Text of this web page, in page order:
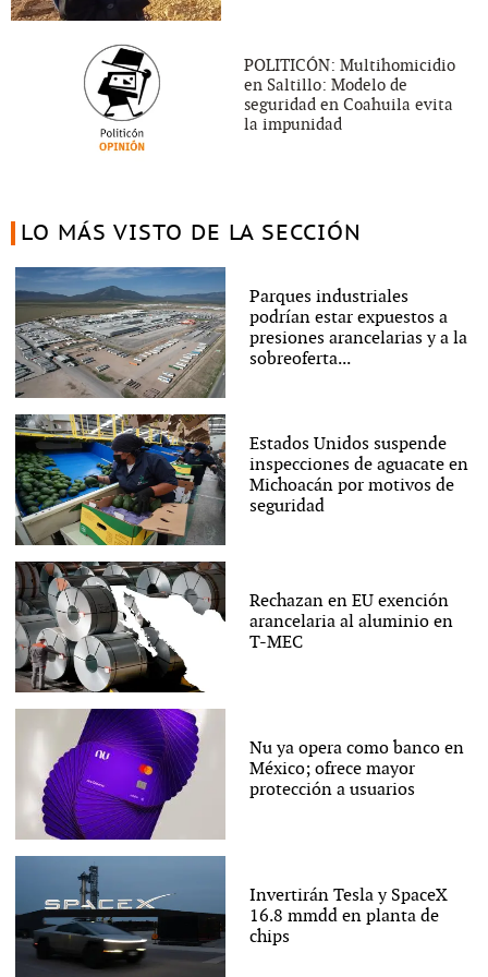
POLITICÓN: Multihomicidio
en Saltillo: Modelo de
seguridad en Coahuila evita
la impunidad
LO MÁS VISTO DE LA SECCIÓN
Parques industriales
podrían estar expuestos a
presiones arancelarias y a la
sobreoferta...
Estados Unidos suspende
inspecciones de aguacate en
Michoacán por motivos de
seguridad
Rechazan en EU exención
arancelaria al aluminio en
T-MEC
Nu ya opera como banco en
México; ofrece mayor
protección a usuarios
Invertirán Tesla y SpaceX
16.8 mmdd en planta de
chips